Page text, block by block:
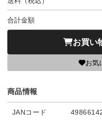
合計金額
お買い
お気
商品情報
JANコード